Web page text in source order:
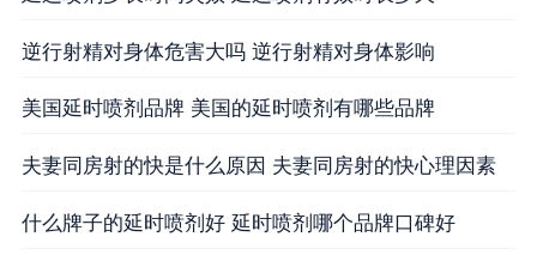
逆行射精对身体危害大吗 逆行射精对身体影响
美国延时喷剂品牌 美国的延时喷剂有哪些品牌
夫妻同房射的快是什么原因 夫妻同房射的快心理因素
什么牌子的延时喷剂好 延时喷剂哪个品牌口碑好